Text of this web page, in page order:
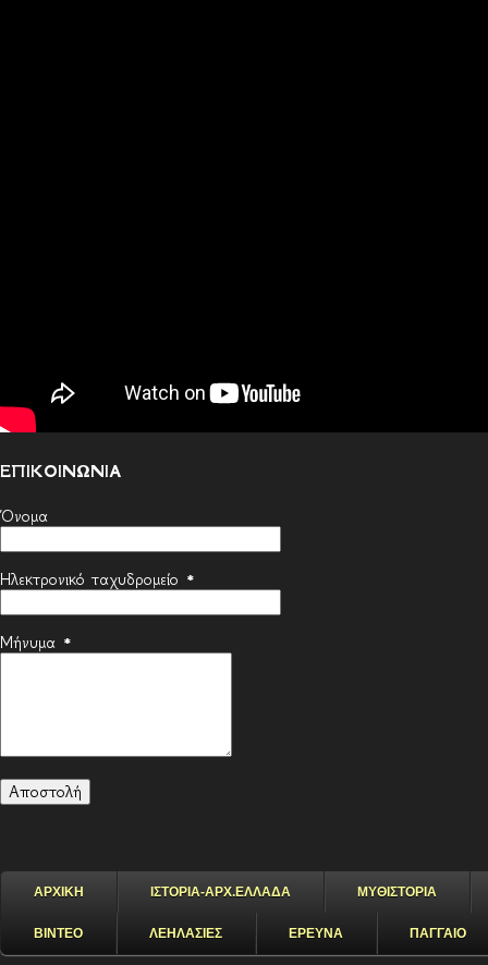
ΕΠΙΚΟΙΝΩΝΙΑ
Όνομα
Ηλεκτρονικό ταχυδρομείο *
Μήνυμα *
ΑΡΧΙΚΗ ΙΣΤΟΡΙΑ-ΑΡΧ.ΕΛΛΑΔΑ ΜΥΘΙΣΤΟΡΙΑ
ΒΙΝΤΕΟ ΛΕΗΛΑΣΙΕΣ ΕΡΕΥΝΑ ΠΑΓΓΑΙΟ